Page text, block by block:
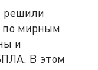
решили
по мирным
и
В этом